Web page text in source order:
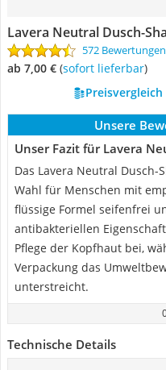
Lavera Neutral Dusch-
572 Bewertungen
ab 7,00 € ( Sofort lieferbar)
Unsere
Unser Fazit für Lavera
Das Lavera Neutral Dusch-
Wahl für Menschen mit
flüssige Formel seifenfrei
antibakteriellen
Pflege der Kopfhaut bei,
Verpackung das
unterstreicht.
Technische Details